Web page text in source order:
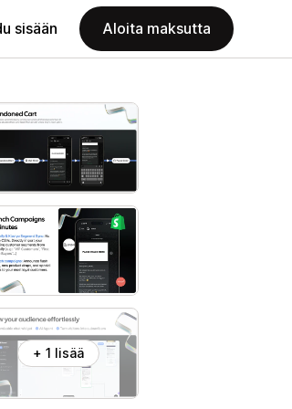
sisään Aloita maksutta
+ 1 lisää